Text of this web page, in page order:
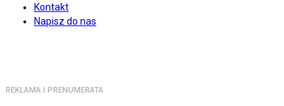
Kontakt
Napisz do nas
REKLAMA I PRENUMERATA